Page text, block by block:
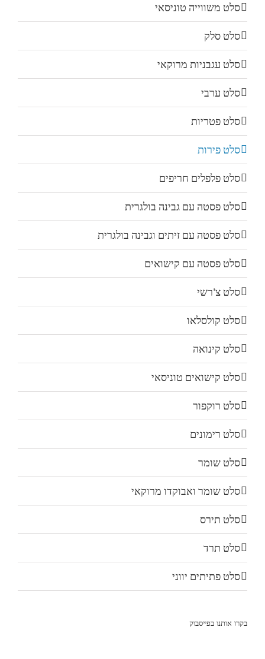
סלט משווייה טוניסאי
סלט סלק
סלט עגבניות מרוקאי
סלט ערבי
סלט פטריות
סלט פירות
סלט פלפלים חריפים
סלט פסטה עם גבינה בולגרית
סלט פסטה עם זיתים וגבינה בולגרית
סלט פסטה עם קישואים
סלט צ'רשי
סלט קולסלאו
סלט קינואה
סלט קישואים טוניסאי
סלט רוקפור
סלט רימונים
סלט שומר
סלט שומר ואבוקדו מרוקאי
סלט תירס
סלט תרד
סלט פתיתים יווני
בקרו אותנו בפייסבוק